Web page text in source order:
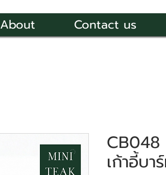
About Contact us
CB048
เก้าอี้บ